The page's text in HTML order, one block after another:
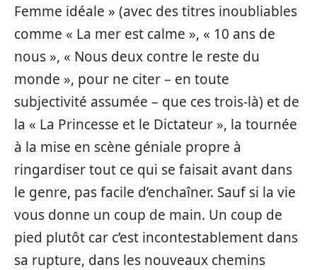
Femme idéale » (avec des titres inoubliables
comme « La mer est calme », « 10 ans de
nous », « Nous deux contre le reste du
monde », pour ne citer – en toute
subjectivité assumée – que ces trois-là) et de
la « La Princesse et le Dictateur », la tournée
à la mise en scène géniale propre à
ringardiser tout ce qui se faisait avant dans
le genre, pas facile d’enchaîner. Sauf si la vie
vous donne un coup de main. Un coup de
pied plutôt car c’est incontestablement dans
sa rupture, dans les nouveaux chemins